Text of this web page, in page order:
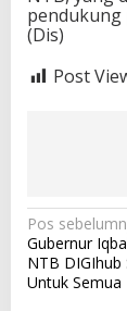
pendukung
(Dis)
Post
N
a
v
Pos
Gubernur
NTB DIGIhub
Untuk Semua